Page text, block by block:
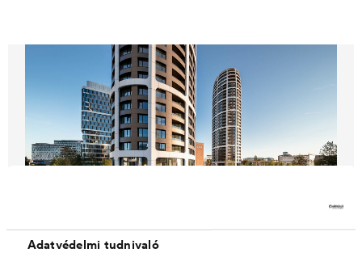
Adatvédelmi tudnivaló